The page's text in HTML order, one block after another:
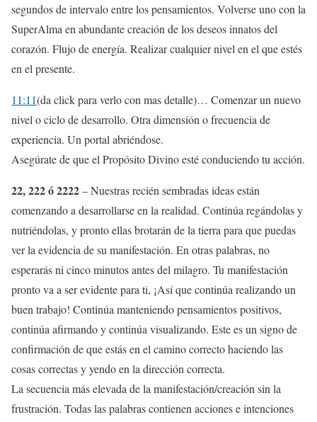
segundos de intervalo entre los pensamientos. Volverse uno con la
SuperAlma en abundante creación de los deseos innatos del
corazón. Flujo de energía. Realizar cualquier nivel en el que estés
en el presente.
11:11(da click para verlo con mas detalle)… Comenzar un nuevo
nivel o ciclo de desarrollo. Otra dimensión o frecuencia de
experiencia. Un portal abriéndose.
Asegúrate de que el Propósito Divino esté conduciendo tu acción.
22, 222 ó 2222– Nuestras recién sembradas ideas están
comenzando a desarrollarse en la realidad. Continúa regándolas y
nutriéndolas, y pronto ellas brotarán de la tierra para que puedas
ver la evidencia de su manifestación. En otras palabras, no
esperarás ni cinco minutos antes del milagro. Tu manifestación
pronto va a ser evidente para ti, ¡Así que continúa realizando un
buen trabajo! Continúa manteniendo pensamientos positivos,
continúa afirmando y continúa visualizando. Este es un signo de
confirmación de que estás en el camino correcto haciendo las
cosas correctas y yendo en la dirección correcta.
La secuencia más elevada de la manifestación/creación sin la
frustración. Todas las palabras contienen acciones e intenciones